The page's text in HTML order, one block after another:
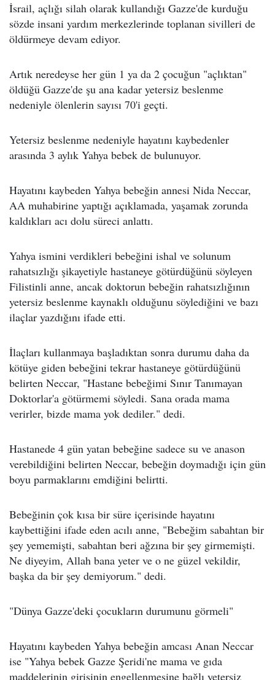
İsrail, açlığı silah olarak kullandığı Gazze'de kurduğu
sözde insani yardım merkezlerinde toplanan sivilleri de
öldürmeye devam ediyor.
Artık neredeyse her gün 1 ya da 2 çocuğun "açlıktan"
öldüğü Gazze'de şu ana kadar yetersiz beslenme
nedeniyle ölenlerin sayısı 70'i geçti.
Yetersiz beslenme nedeniyle hayatını kaybedenler
arasında 3 aylık Yahya bebek de bulunuyor.
Hayatını kaybeden Yahya bebeğin annesi Nida Neccar,
AA muhabirine yaptığı açıklamada, yaşamak zorunda
kaldıkları acı dolu süreci anlattı.
Yahya ismini verdikleri bebeğini ishal ve solunum
rahatsızlığı şikayetiyle hastaneye götürdüğünü söyleyen
Filistinli anne, ancak doktorun bebeğin rahatsızlığının
yetersiz beslenme kaynaklı olduğunu söylediğini ve bazı
ilaçlar yazdığını ifade etti.
İlaçları kullanmaya başladıktan sonra durumu daha da
kötüye giden bebeğini tekrar hastaneye götürdüğünü
belirten Neccar, "Hastane bebeğimi Sınır Tanımayan
Doktorlar'a götürmemi söyledi. Sana orada mama
verirler, bizde mama yok dediler." dedi.
Hastanede 4 gün yatan bebeğine sadece su ve anason
verebildiğini belirten Neccar, bebeğin doymadığı için gün
boyu parmaklarını emdiğini belirtti.
Bebeğinin çok kısa bir süre içerisinde hayatını
kaybettiğini ifade eden acılı anne, "Bebeğim sabahtan bir
şey yememişti, sabahtan beri ağzına bir şey girmemişti.
Ne diyeyim, Allah bana yeter ve o ne güzel vekildir,
başka da bir şey demiyorum." dedi.
"Dünya Gazze'deki çocukların durumunu görmeli"
Hayatını kaybeden Yahya bebeğin amcası Anan Neccar
ise "Yahya bebek Gazze Şeridi'ne mama ve gıda
maddelerinin girişinin engellenmesine bağlı yetersiz